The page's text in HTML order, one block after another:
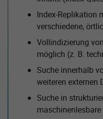
Index-Replikation
verschiedene,
Vollindizierung
möglich (z. B.
Suche innerhalb
weiteren externen
Suche in